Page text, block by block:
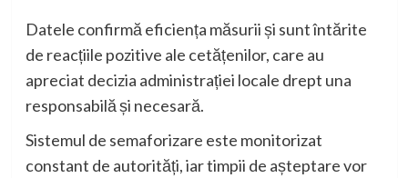
Datele confirmă eficiența măsurii și sunt întărite
de reacțiile pozitive ale cetățenilor, care au
apreciat decizia administrației locale drept una
responsabilă și necesară.
Sistemul de semaforizare este monitorizat
constant de autorități, iar timpii de așteptare vor